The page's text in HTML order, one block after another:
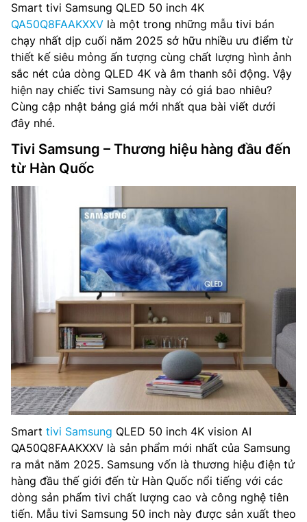
Smart tivi Samsung QLED 50 inch 4K
QA50Q8FAAKXXV là một trong những mẫu tivi bán
chạy nhất dịp cuối năm 2025 sở hữu nhiều ưu điểm từ
thiết kế siêu mỏng ấn tượng cùng chất lượng hình ảnh
sắc nét của dòng QLED 4K và âm thanh sôi động. Vậy
hiện nay chiếc tivi Samsung này có giá bao nhiêu?
Cùng cập nhật bảng giá mới nhất qua bài viết dưới
đây nhé.
Tivi Samsung – Thương hiệu hàng đầu đến
từ Hàn Quốc
Smart tivi Samsung QLED 50 inch 4K vision AI
QA50Q8FAAKXXV là sản phẩm mới nhất của Samsung
ra mắt năm 2025. Samsung vốn là thương hiệu điện tử
hàng đầu thế giới đến từ Hàn Quốc nổi tiếng với các
dòng sản phẩm tivi chất lượng cao và công nghệ tiên
tiến. Mẫu tivi Samsung 50 inch này được sản xuất theo